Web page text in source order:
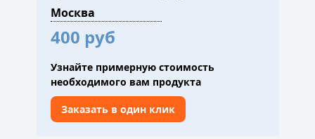
400 руб
Узнайте примерную стоимость
необходимого вам продукта
Заказать в один клик